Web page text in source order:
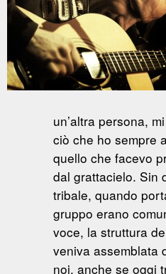
un’altra persona,
ciò che ho sempre
quello che facevo
dal grattacielo. Sin
tribale, quando
gruppo erano
voce, la struttura
veniva assemblata
noi, anche se oggi